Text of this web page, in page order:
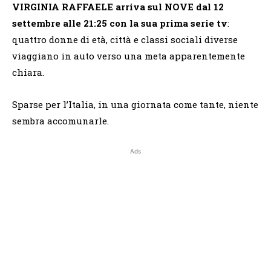
VIRGINIA RAFFAELE arriva sul NOVE dal 12
settembre alle 21:25 con la sua prima serie tv:
quattro donne di età, città e classi sociali diverse
viaggiano in auto verso una meta apparentemente
chiara.
Sparse per l’Italia, in una giornata come tante, niente
sembra accomunarle.
Ads